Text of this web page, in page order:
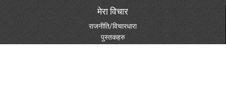
मेरा विचार
राजनीति/विचारधारा
पुस्तकहरु